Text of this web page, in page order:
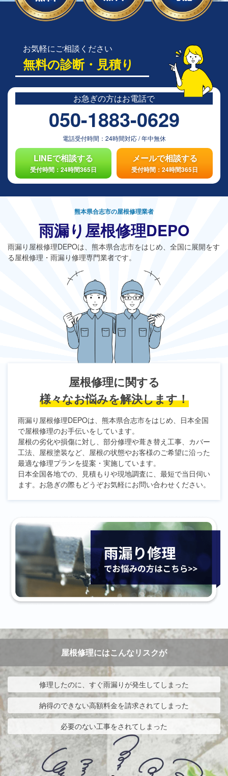
お気軽にご相談ください
無料の診断・見積り
お急ぎの方はお電話で
050-1883-0629
電話受付時間： 24時間対応/年中無休
LINEで相談する
受付時間：24時間365日
メールで相談する
受付時間：24時間365日
熊本県合志市の屋根修理業者
雨漏り屋根修理DEPO
雨漏り屋根修理DEPOは、熊本県合志市をはじめ、全国に展開をす
る屋根修理・雨漏り修理専門業者です。
屋根修理に関する
様々なお悩みを解決します！
雨漏り屋根修理DEPOは、熊本県合志市をはじめ、日本全国
で屋根修理のお手伝いをしています。
屋根の劣化や損傷に対し、部分修理や葺き替え工事、カバー
工法、屋根塗装など、屋根の状態やお客様のご希望に沿った
最適な修理プランを提案・実施しています。
日本全国各地での、見積もりや現地調査に、最短で当日伺い
ます。お急ぎの際もどうぞお気軽にお問い合わせください。
屋根修理にはこんなリスクが
修理したのに、すぐ雨漏りが発生してしまった
納得のできない高額料金を請求されてしまった
必要のない工事をされてしまった